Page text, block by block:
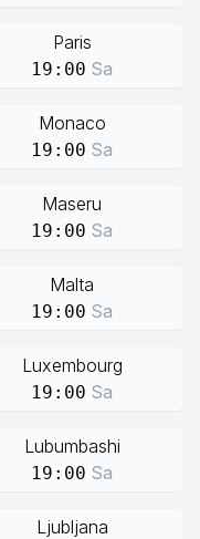
Paris
19:00 Sa
Monaco
19:00 Sa
Maseru
19:00 Sa
Malta
19:00 Sa
Luxembourg
19:00 Sa
Lubumbashi
19:00 Sa
Ljubljana